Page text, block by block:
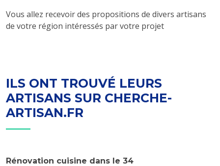
Vous allez recevoir des propositions de divers artisans
de votre région intéressés par votre projet
ILS ONT TROUVÉ LEURS
ARTISANS SUR CHERCHE-
ARTISAN.FR
Rénovation cuisine dans le 34